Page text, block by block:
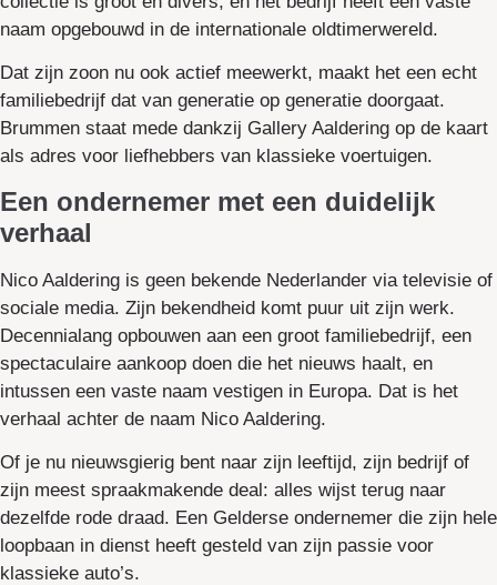
naam opgebouwd in de internationale oldtimerwereld.
Dat zijn zoon nu ook actief meewerkt, maakt het een echt
familiebedrijf dat van generatie op generatie doorgaat.
Brummen staat mede dankzij Gallery Aaldering op de kaart
als adres voor liefhebbers van klassieke voertuigen.
Een ondernemer met een duidelijk
verhaal
Nico Aaldering is geen bekende Nederlander via televisie of
sociale media. Zijn bekendheid komt puur uit zijn werk.
Decennialang opbouwen aan een groot familiebedrijf, een
spectaculaire aankoop doen die het nieuws haalt, en
intussen een vaste naam vestigen in Europa. Dat is het
verhaal achter de naam Nico Aaldering.
Of je nu nieuwsgierig bent naar zijn leeftijd, zijn bedrijf of
zijn meest spraakmakende deal: alles wijst terug naar
dezelfde rode draad. Een Gelderse ondernemer die zijn hele
loopbaan in dienst heeft gesteld van zijn passie voor
klassieke auto’s.